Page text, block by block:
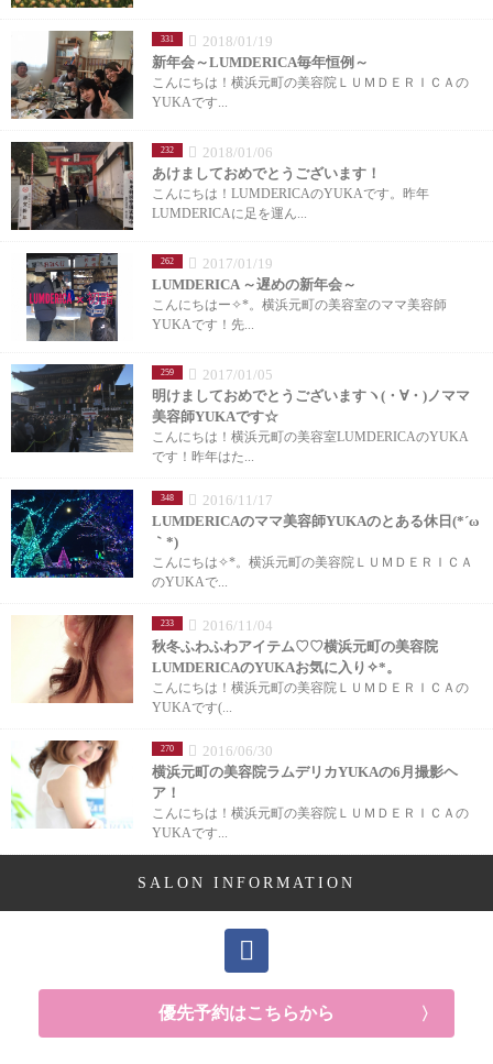
331
2018/01/19
新年会～LUMDERICA毎年恒例～
こんにちは！横浜元町の美容院ＬＵＭＤＥＲＩＣＡの
YUKAです...
232
2018/01/06
あけましておめでとうございます！
こんにちは！LUMDERICAのYUKAです。昨年
LUMDERICAに足を運ん...
262
2017/01/19
LUMDERICA ～遅めの新年会～
こんにちはー✧*。横浜元町の美容室のママ美容師
YUKAです！先...
259
2017/01/05
明けましておめでとうございますヽ(・∀・)ノママ
美容師YUKAです☆
こんにちは！横浜元町の美容室LUMDERICAのYUKA
です！昨年はた...
348
2016/11/17
LUMDERICAのママ美容師YUKAのとある休日(*´ω
｀*)
こんにちは✧*。横浜元町の美容院ＬＵＭＤＥＲＩＣＡ
のYUKAで...
233
2016/11/04
秋冬ふわふわアイテム♡♡横浜元町の美容院
LUMDERICAのYUKAお気に入り✧*。
こんにちは！横浜元町の美容院ＬＵＭＤＥＲＩＣＡの
YUKAです(...
270
2016/06/30
横浜元町の美容院ラムデリカYUKAの6月撮影ヘ
ア！
こんにちは！横浜元町の美容院ＬＵＭＤＥＲＩＣＡの
YUKAです...
SALON INFORMATION
優先予約はこちらから